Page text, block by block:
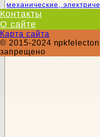
механические,
Контакты
О сайте
Карта сайта
© 2015-2024
запрещено